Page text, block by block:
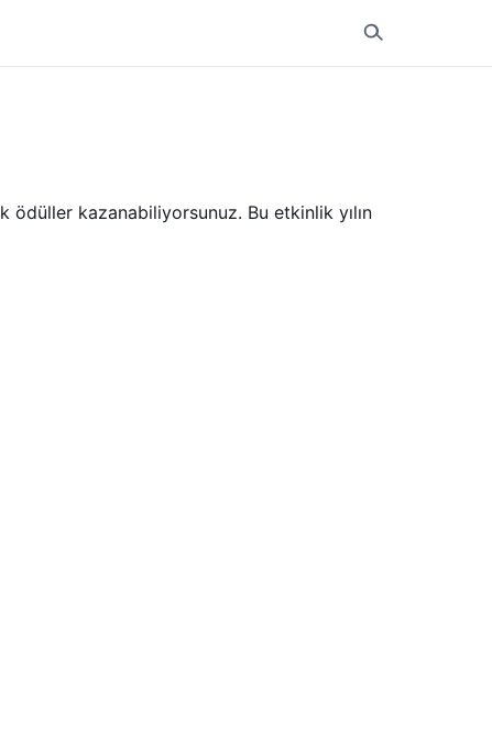
kazanabiliyorsunuz. Bu etkinlik yılın